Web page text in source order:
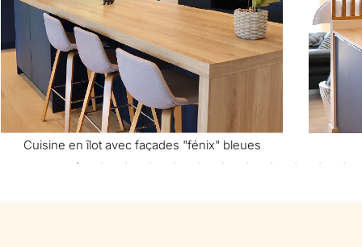
Cuisine en îlot avec façades "fénix" bleues